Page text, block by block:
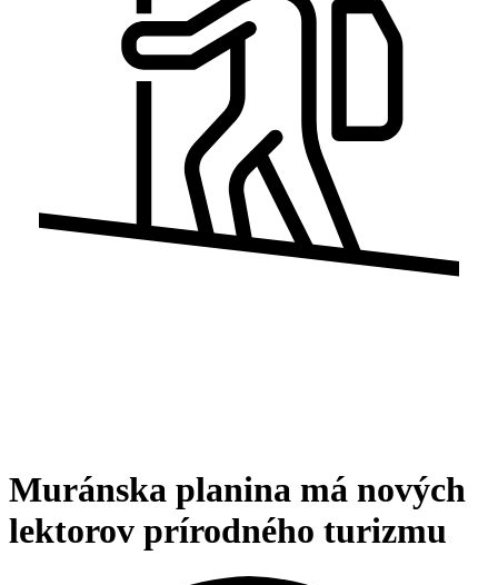
Muránska planina má nových
lektorov prírodného turizmu